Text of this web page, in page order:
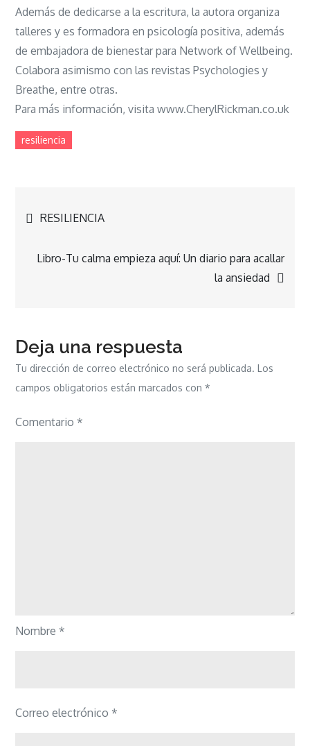
Además de dedicarse a la escritura, la autora organiza
talleres y es formadora en psicología positiva, además
de embajadora de bienestar para Network of Wellbeing.
Colabora asimismo con las revistas Psychologies y
Breathe, entre otras.
Para más información, visita www.CherylRickman.co.uk
resiliencia
Navegación
de
RESILIENCIA
Libro-Tu calma empieza aquí: Un diario para acallar
la ansiedad
Deja una respuesta
Tu dirección de correo electrónico no será publicada. Los
campos obligatorios están marcados con*
Comentario *
Nombre *
Correo electrónico *